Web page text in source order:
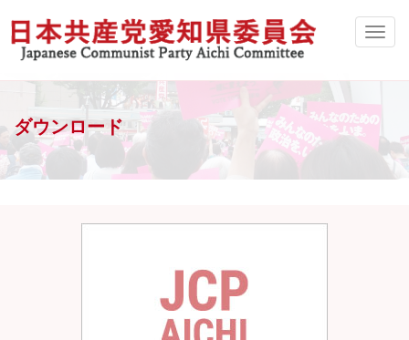
ダウンロード